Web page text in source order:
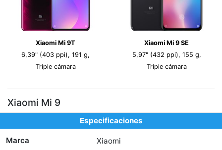
Xiaomi Mi 9T
6,39" (403 ppi), 191 g,
Triple cámara
Xiaomi Mi 9 SE
5,97" (432 ppi), 155 g,
Triple cámara
Xiaomi Mi 9
Especificaciones
Marca Xiaomi